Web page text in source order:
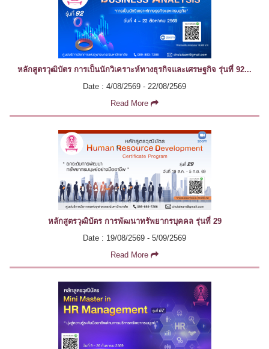
หลักสูตรวุฒิบัตร การเป็นนักวิเคราะห์ทางธุรกิจและเศรษฐกิจ รุ่นที่ 92...
Date : 4/08/2569 - 22/08/2569
Read More
หลักสูตรวุฒิบัตร การพัฒนาทรัพยากรบุคคล รุ่นที่ 29
Date : 19/08/2569 - 5/09/2569
Read More